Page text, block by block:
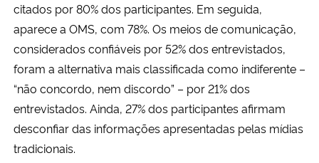
citados por 80% dos participantes. Em seguida,
aparecea OMS, com 78%. Os meios de comunicação,
considerados confiáveis por 52% dos entrevistados,
foram a alternativa mais classificada como indiferente –
“não concordo, nem discordo” – por 21% dos
entrevistados. Ainda, 27% dos participantes afirmam
desconfiar das informações apresentadas pelas mídias
tradicionais.